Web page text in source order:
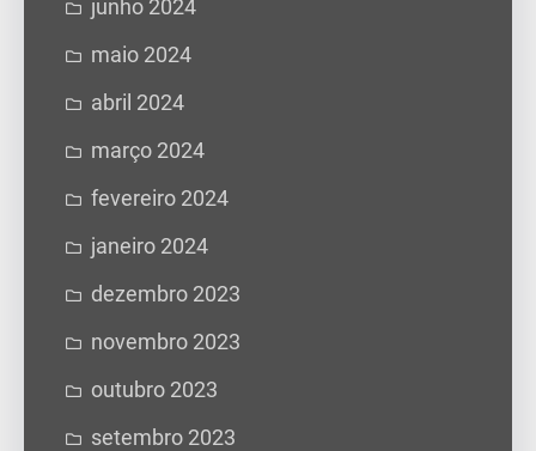
junho 2024
maio 2024
abril 2024
março 2024
fevereiro 2024
janeiro 2024
dezembro 2023
novembro 2023
outubro 2023
setembro 2023